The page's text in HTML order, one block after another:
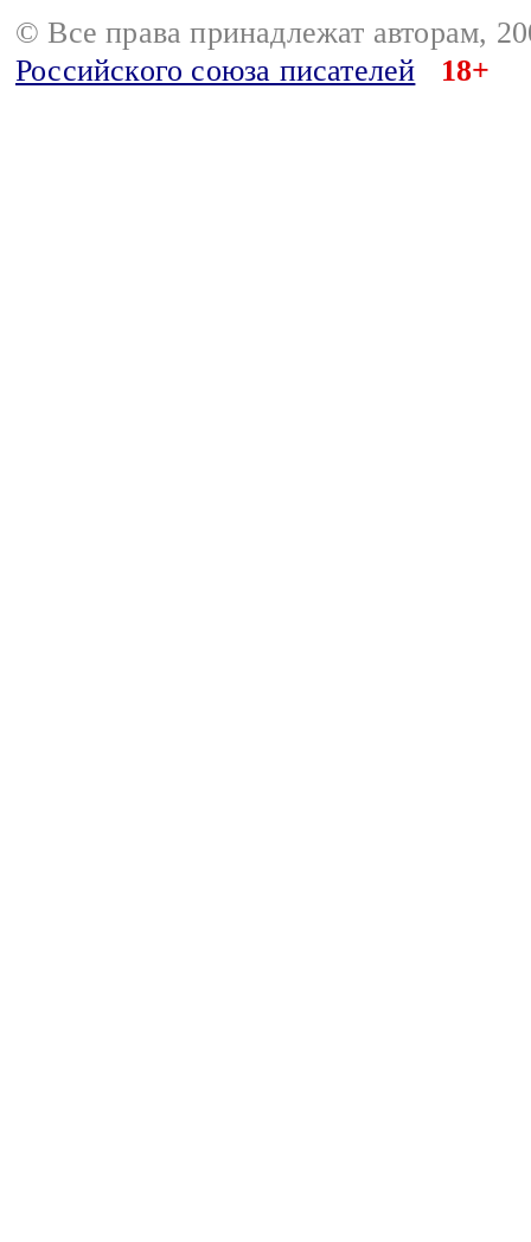
© Все права принадлежат авторам,
Российского союза писателей
18+